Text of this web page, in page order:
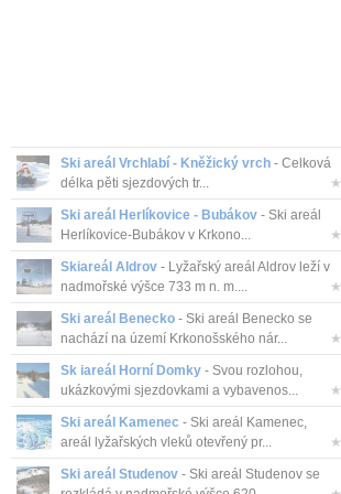
Ski areál Vrchlabí - Kněžický vrch- Celková
délka pěti sjezdových tr...
★
Ski areál Herlíkovice - Bubákov- Ski areál
Herlíkovice-Bubákov v Krkono...
★
Skiareál Aldrov- Lyžařský areál Aldrov leží v
nadmořské výšce 733 m n. m....
★
Ski areál Benecko- Ski areál Benecko se
nachází na území Krkonošského nár...
★
Sk iareál Horní Domky- Svou rozlohou,
ukázkovými sjezdovkami a vybavenos...
★
Ski areál Kamenec - Ski areál Kamenec,
areál lyžařských vleků otevřený pr...
★
Ski areál Studenov- Ski areál Studenov se